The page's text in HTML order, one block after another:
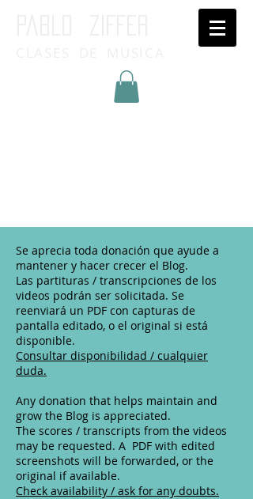
Se aprecia toda donación que ayude a
mantener y hacer crecer el Blog.
Las partituras / transcripciones de los
videos podrán ser solicitada. Se
reenviará un PDF con capturas de
pantalla editado, o el original si está
disponible.​
Consultar disponibilidad / cualquier
duda.
Any donation that helps maintain and
grow the Blog is appreciated.
The scores / transcripts from the videos
may be requested. A PDF with edited
screenshots will be forwarded, or the
original if available.
Check availability / ask for any doubts.